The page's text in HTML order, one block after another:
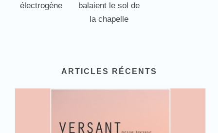
électrogène
balaient le sol de
la chapelle
ARTICLES RÉCENTS